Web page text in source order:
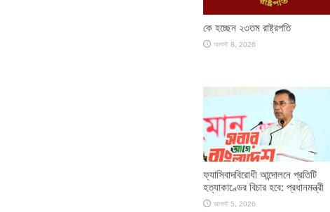
কে হচ্ছেন ২৩তম রাষ্ট্রপতি
আগস্ট 8, 2026
ফ্যাসিবাদবিরোধী আন্দোলনে প্রতিটি
হত্যাকাণ্ডের বিচার হবে: প্রধানমন্ত্রী
আগস্ট 5, 2026